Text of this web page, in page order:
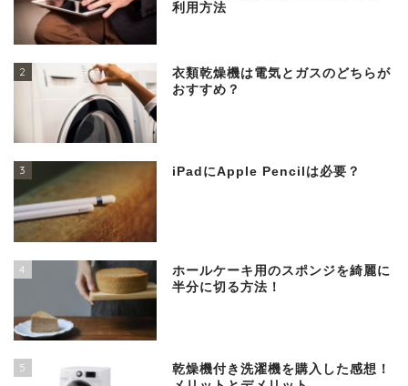
利用方法
2
衣類乾燥機は電気とガスのどちらが
おすすめ？
3 iPadにApple Pencilは必要？
4
ホールケーキ用のスポンジを綺麗に
半分に切る方法！
5
乾燥機付き洗濯機を購入した感想！